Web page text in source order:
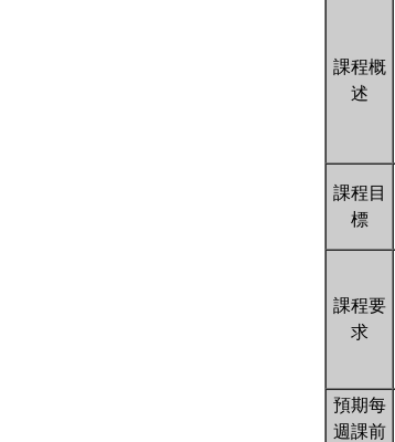
課程概
述
課程目
標
課程要
求
預期每
週課前